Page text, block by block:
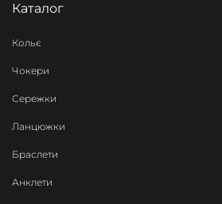
Каталог
Кольє
Чокери
Сережки
Ланцюжки
Браслети
Анклети